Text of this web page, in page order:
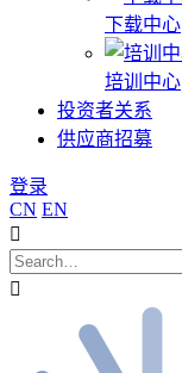
下载中心
培训中心
投资者关系
供应商招募
登录
CN EN